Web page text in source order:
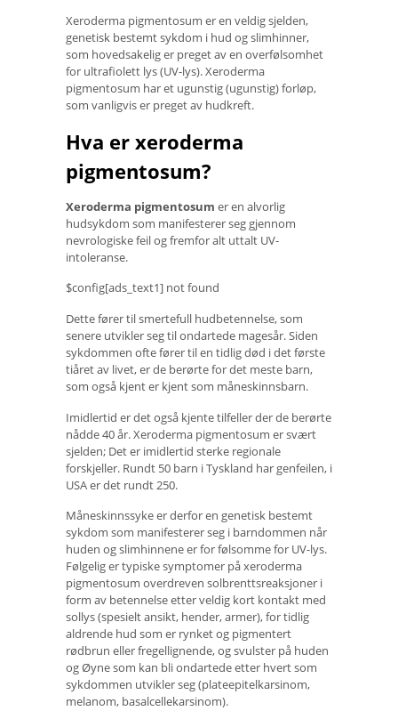
Xeroderma pigmentosum er en veldig sjelden,
genetisk bestemt sykdom i hud og slimhinner,
som hovedsakelig er preget av en overfølsomhet
for ultrafiolett lys (UV-lys). Xeroderma
pigmentosum har et ugunstig (ugunstig) forløp,
som vanligvis er preget av hudkreft.
Hva er xeroderma
pigmentosum?
Xeroderma pigmentosum er en alvorlig
hudsykdom som manifesterer seg gjennom
nevrologiske feil og fremfor alt uttalt UV-
intoleranse.
$config[ads_text1] not found
Dette fører til smertefull hudbetennelse, som
senere utvikler seg til ondartede magesår. Siden
sykdommen ofte fører til en tidlig død i det første
tiåret av livet, er de berørte for det meste barn,
som også kjent er kjent som måneskinnsbarn.
Imidlertid er det også kjente tilfeller der de berørte
nådde 40 år. Xeroderma pigmentosum er svært
sjelden; Det er imidlertid sterke regionale
forskjeller. Rundt 50 barn i Tyskland har genfeilen, i
USA er det rundt 250.
Måneskinnssyke er derfor en genetisk bestemt
sykdom som manifesterer seg i barndommen når
huden og slimhinnene er for følsomme for UV-lys.
Følgelig er typiske symptomer på xeroderma
pigmentosum overdreven solbrenttsreaksjoner i
form av betennelse etter veldig kort kontakt med
sollys (spesielt ansikt, hender, armer), for tidlig
aldrende hud som er rynket og pigmentert
rødbrun eller fregellignende, og svulster på huden
og Øyne som kan bli ondartede etter hvert som
sykdommen utvikler seg (plateepitelkarsinom,
melanom, basalcellekarsinom).